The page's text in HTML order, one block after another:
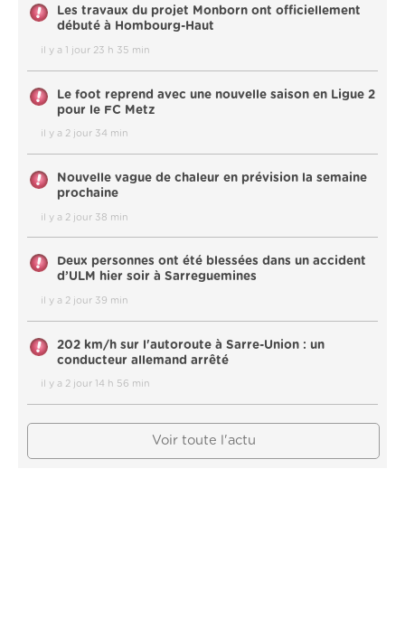
Les travaux du projet Monborn ont officiellement
débuté à Hombourg-Haut
il y a 1 jour 23 h 35 min
Le foot reprend avec une nouvelle saison en Ligue 2
pour le FC Metz
il y a 2 jour 34 min
Nouvelle vague de chaleur en prévision la semaine
prochaine
il y a 2 jour 38 min
Deux personnes ont été blessées dans un accident
d’ULM hier soir à Sarreguemines
il y a 2 jour 39 min
202 km/h sur l'autoroute à Sarre-Union : un
conducteur allemand arrêté
il y a 2 jour 14 h 56 min
Voir toute l'actu